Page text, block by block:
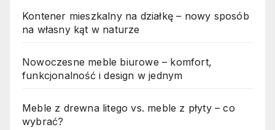
Kontener mieszkalny na działkę – nowy sposób
na własny kąt w naturze
Nowoczesne meble biurowe – komfort,
funkcjonalność i design w jednym
Meble z drewna litego vs. meble z płyty – co
wybrać?